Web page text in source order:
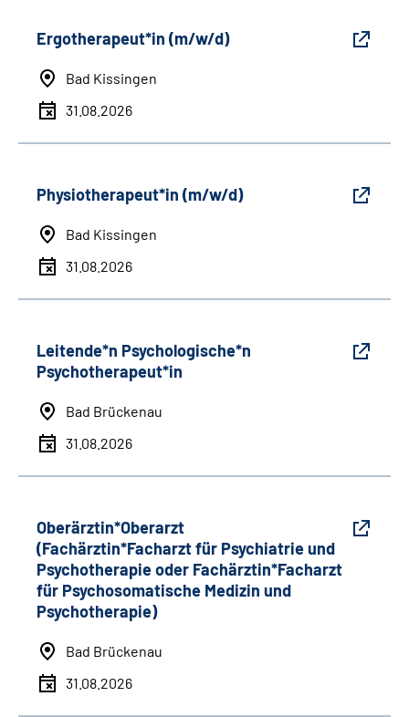
Ergotherapeut*in (m/w/d)
Bad Kissingen
31.08.2026
Physiotherapeut*in (m/w/d)
Bad Kissingen
31.08.2026
Leitende*n Psychologische*n
Psychotherapeut*in
Bad Brückenau
31.08.2026
Oberärztin*Oberarzt
(Fachärztin*Facharzt für Psychiatrie und
Psychotherapie oder Fachärztin*Facharzt
für Psychosomatische Medizin und
Psychotherapie)
Bad Brückenau
31.08.2026